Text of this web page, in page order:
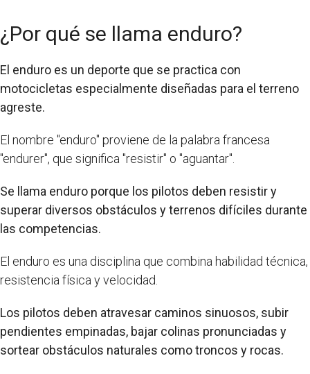
¿Por qué se llama enduro?
El enduro es un deporte que se practica con
motocicletas especialmente diseñadas para el terreno
agreste.
El nombre "enduro" proviene de la palabra francesa
"endurer", que significa "resistir" o "aguantar".
Se llama enduro porque los pilotos deben resistir y
superar diversos obstáculos y terrenos difíciles durante
las competencias.
El enduro es una disciplina que combina habilidad técnica,
resistencia física y velocidad.
Los pilotos deben atravesar caminos sinuosos, subir
pendientes empinadas, bajar colinas pronunciadas y
sortear obstáculos naturales como troncos y rocas.